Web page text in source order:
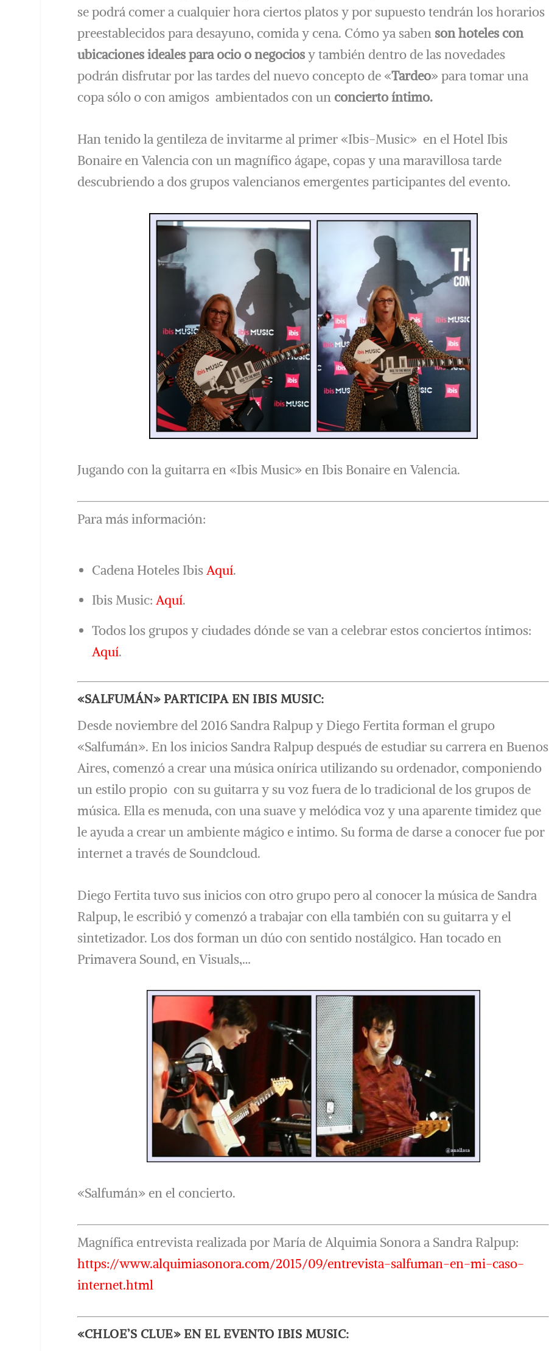
se podrá comer a cualquier hora ciertos platos y por supuesto tendrán los horarios
preestablecidos para desayuno, comida y cena. Cómo ya sabenson hoteles con
ubicaciones ideales para ocio o negociosy también dentro de las novedades
podrán disfrutar por las tardes del nuevo concepto de «Tardeo» para tomar una
copa sólo o con amigos ambientados con un concierto íntimo.
Han tenido la gentileza de invitarme al primer «Ibis-Music» en el Hotel Ibis
Bonaire en Valencia con un magnífico ágape, copas y una maravillosa tarde
descubriendo a dos grupos valencianos emergentes participantes del evento.
Jugando con la guitarra en «Ibis Music» en Ibis Bonaire en Valencia.
Para más información:
Cadena Hoteles IbisAquí.
Ibis Music:Aquí.
Todos los grupos y ciudades dónde se van a celebrar estos conciertos íntimos:
Aquí.
«SALFUMÁN» PARTICIPA EN IBIS MUSIC:
Desde noviembre del 2016 Sandra Ralpup y Diego Fertita forman el grupo
«Salfumán». En los inicios Sandra Ralpup después de estudiar su carrera en Buenos
Aires, comenzó a crear una música onírica utilizando su ordenador, componiendo
un estilo propio con su guitarra y su voz fuera de lo tradicional de los grupos de
música. Ella es menuda, con una suave y melódica voz y una aparente timidez que
le ayuda a crear un ambiente mágico e intimo. Su forma de darse a conocer fue por
internet a través de Soundcloud.
Diego Fertita tuvo sus inicios con otro grupo pero al conocer la música de Sandra
Ralpup, le escribió y comenzó a trabajar con ella también con su guitarra y el
sintetizador. Los dos forman un dúo con sentido nostálgico. Han tocado en
Primavera Sound, en Visuals,…
«Salfumán» en el concierto.
Magnífica entrevista realizada por María de Alquimia Sonora a Sandra Ralpup:
https://www.alquimiasonora.com/2015/09/entrevista-salfuman-en-mi-caso-
internet.html
«CHLOE’S CLUE» EN EL EVENTO IBIS MUSIC: